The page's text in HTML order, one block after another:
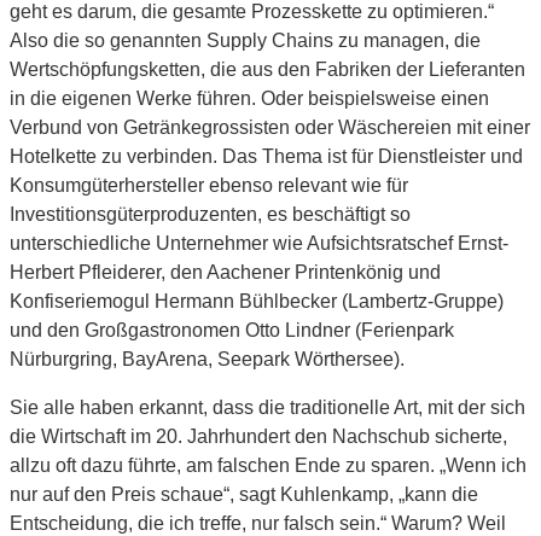
geht es darum, die gesamte Prozesskette zu optimieren.“
Also die so genannten Supply Chains zu managen, die
Wertschöpfungsketten, die aus den Fabriken der Lieferanten
in die eigenen Werke führen. Oder beispielsweise einen
Verbund von Getränkegrossisten oder Wäschereien mit einer
Hotelkette zu verbinden. Das Thema ist für Dienstleister und
Konsumgüterhersteller ebenso relevant wie für
Investitionsgüterproduzenten, es beschäftigt so
unterschiedliche Unternehmer wie Aufsichtsratschef Ernst-
Herbert Pfleiderer, den Aachener Printenkönig und
Konfiseriemogul Hermann Bühlbecker (Lambertz-Gruppe)
und den Großgastronomen Otto Lindner (Ferienpark
Nürburgring, BayArena, Seepark Wörthersee).
Sie alle haben erkannt, dass die traditionelle Art, mit der sich
die Wirtschaft im 20. Jahrhundert den Nachschub sicherte,
allzu oft dazu führte, am falschen Ende zu sparen. „Wenn ich
nur auf den Preis schaue“, sagt Kuhlenkamp, „kann die
Entscheidung, die ich treffe, nur falsch sein.“ Warum? Weil